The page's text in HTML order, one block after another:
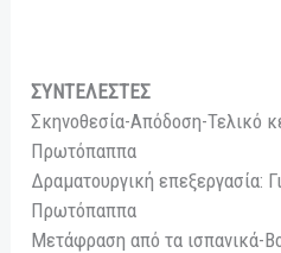
ΣΥΝΤΕΛΕΣΤΕΣ
Σκηνοθεσία-Απόδοση-Τελικό
Πρωτόπαππα
Δραματουργική επεξεργασία:
Πρωτόπαππα
Μετάφραση από τα ισπανικά-